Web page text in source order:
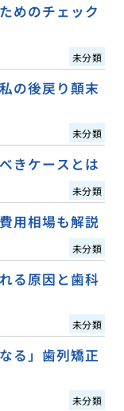
めのチェック
未分類
の後戻り顛末
未分類
きケースとは
未分類
用相場も解説
未分類
る原因と歯科
未分類
る」歯列矯正
未分類